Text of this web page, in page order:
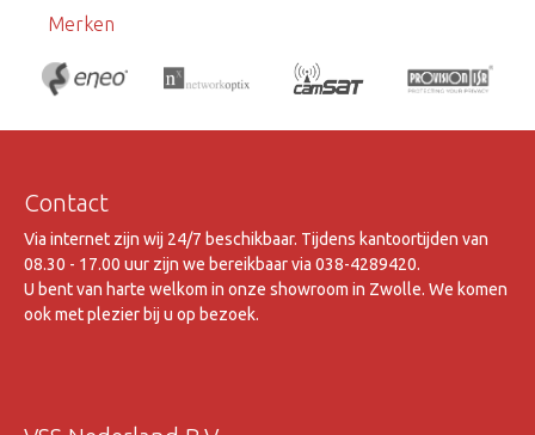
Merken
Contact
Via internet zijn wij 24/7 beschikbaar. Tijdens kantoortijden van
08.30 - 17.00 uur zijn we bereikbaar via 038-4289420.
U bent van harte welkom in onze showroom in Zwolle. We komen
ook met plezier bij u op bezoek.